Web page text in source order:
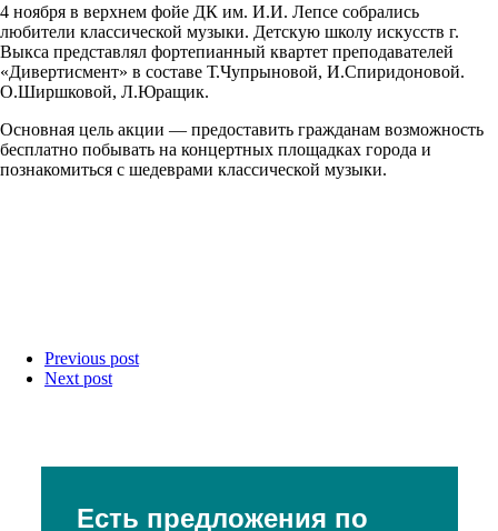
4 ноября в верхнем фойе ДК им. И.И. Лепсе собрались
любители классической музыки. Детскую школу искусств г.
Выкса представлял фортепианный квартет преподавателей
«Дивертисмент» в составе Т.Чупрыновой, И.Спиридоновой.
О.Ширшковой, Л.Юращик.
Основная цель акции — предоставить гражданам возможность
бесплатно побывать на концертных площадках города и
познакомиться с шедеврами классической музыки.
Previous post
Next post
Есть предложения по